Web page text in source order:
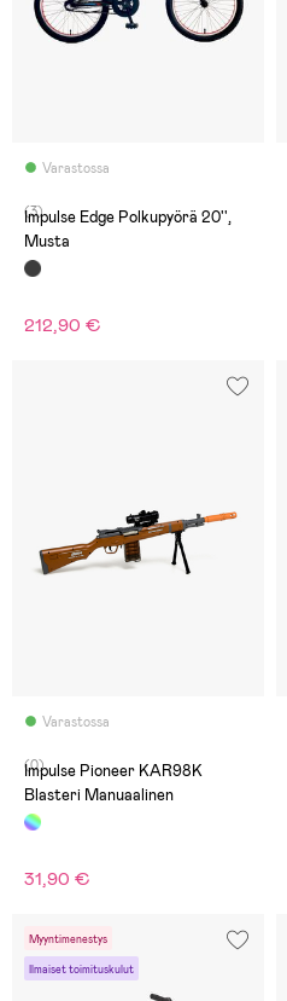
Varastossa
(3)
Impulse Edge Polkupyörä 20'',
Musta
212,90 €
Varastossa
(0)
Impulse Pioneer KAR98K
Blasteri Manuaalinen
31,90 €
Myyntimenestys
Ilmaiset toimituskulut